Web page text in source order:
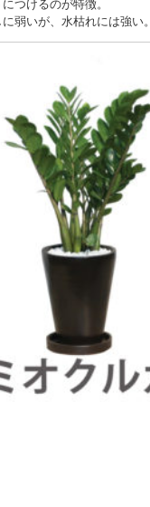
つけるのが特徴。
弱いが、水枯れには強い。